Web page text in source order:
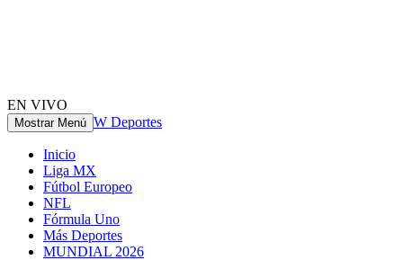
EN VIVO
Mostrar Menú W Deportes
Inicio
Liga MX
Fútbol Europeo
NFL
Fórmula Uno
Más Deportes
MUNDIAL 2026